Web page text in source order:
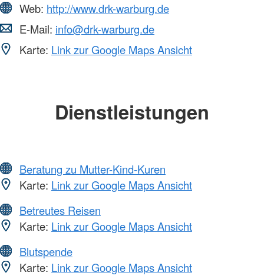
Web: http://www.drk-warburg.de
E-Mail: info@drk-warburg.de
Karte: Link zur Google Maps Ansicht
Dienstleistungen
Beratung zu Mutter-Kind-Kuren
Karte: Link zur Google Maps Ansicht
Betreutes Reisen
Karte: Link zur Google Maps Ansicht
Blutspende
Karte: Link zur Google Maps Ansicht